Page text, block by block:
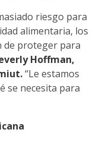
riesgo para
alimentaria, los
de proteger para
Hoffman,
“Le estamos
se necesita para